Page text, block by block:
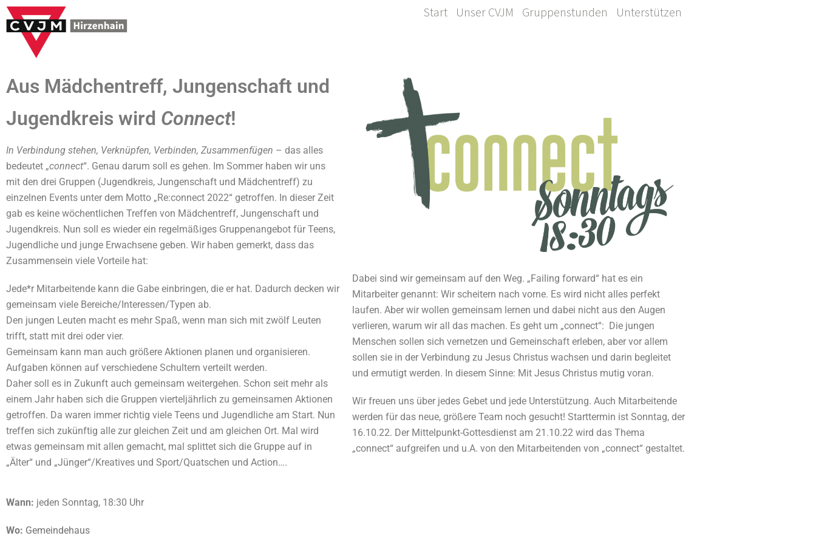
Zum
Inhalt
Start Unser CVJM Gruppenstunden Unterstützen
Aus Mädchentreff, Jungenschaft und
Jugendkreis wird Connect!
In Verbindung stehen, Verknüpfen, Verbinden, Zusammenfügen – das alles
bedeutet „connect“. Genau darum soll es gehen. Im Sommer haben wir uns
mit den drei Gruppen (Jugendkreis, Jungenschaft und Mädchentreff) zu
einzelnen Events unter dem Motto „Re:connect 2022“ getroffen. In dieser Zeit
gab es keine wöchentlichen Treffen von Mädchentreff, Jungenschaft und
Jugendkreis. Nun soll es wieder ein regelmäßiges Gruppenangebot für Teens,
Jugendliche und junge Erwachsene geben. Wir haben gemerkt, dass das
Zusammensein viele Vorteile hat:
Jede*r Mitarbeitende kann die Gabe einbringen, die er hat. Dadurch decken wir
gemeinsam viele Bereiche/Interessen/Typen ab.
Den jungen Leuten macht es mehr Spaß, wenn man sich mit zwölf Leuten
trifft, statt mit drei oder vier.
Gemeinsam kann man auch größere Aktionen planen und organisieren.
Aufgaben können auf verschiedene Schultern verteilt werden.
Daher soll es in Zukunft auch gemeinsam weitergehen. Schon seit mehr als
einem Jahr haben sich die Gruppen vierteljährlich zu gemeinsamen Aktionen
getroffen. Da waren immer richtig viele Teens und Jugendliche am Start. Nun
treffen sich zukünftig alle zur gleichen Zeit und am gleichen Ort. Mal wird
etwas gemeinsam mit allen gemacht, mal splittet sich die Gruppe auf in
„Älter“ und „Jünger“/Kreatives und Sport/Quatschen und Action….
Dabei sind wir gemeinsam auf den Weg. „Failing forward“ hat es ein
Mitarbeiter genannt: Wir scheitern nach vorne. Es wird nicht alles perfekt
laufen. Aber wir wollen gemeinsam lernen und dabei nicht aus den Augen
verlieren, warum wir all das machen. Es geht um „connect“: Die jungen
Menschen sollen sich vernetzen und Gemeinschaft erleben, aber vor allem
sollen sie in der Verbindung zu Jesus Christus wachsen und darin begleitet
und ermutigt werden. In diesem Sinne: Mit Jesus Christus mutig voran.
Wir freuen uns über jedes Gebet und jede Unterstützung. Auch Mitarbeitende
werden für das neue, größere Team noch gesucht! Starttermin ist Sonntag, der
16.10.22. Der Mittelpunkt-Gottesdienst am 21.10.22 wird das Thema
„connect“ aufgreifen und u.A. von den Mitarbeitenden von „connect“ gestaltet.
Wann: jeden Sonntag, 18:30 Uhr
Wo: Gemeindehaus